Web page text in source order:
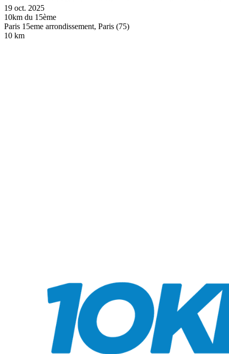
19 oct. 2025
10km du 15ème
Paris 15eme arrondissement, Paris (75)
10 km